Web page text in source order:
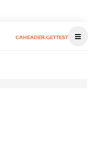
CAHEADER.GETTEST